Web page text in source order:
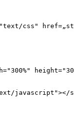
css"
javascript"></